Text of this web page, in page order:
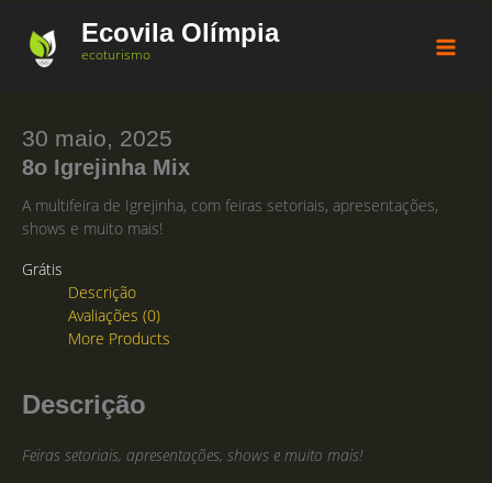
Ecovila Olímpia
ecoturismo
30 maio, 2025
8o Igrejinha Mix
A multifeira de Igrejinha, com feiras setoriais, apresentações,
shows e muito mais!
Grátis
Descrição
Avaliações (0)
More Products
Descrição
Feiras setoriais, apresentações, shows e muito mais!